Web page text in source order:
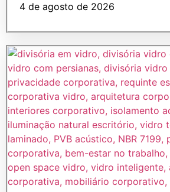
4 de agosto de 2026